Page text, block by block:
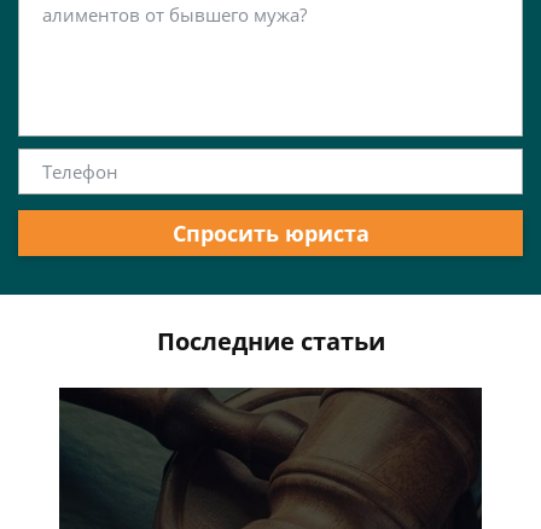
Спросить юриста
Последние статьи